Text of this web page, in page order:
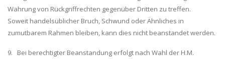
Wahrung von Rückgriffrechten gegenüber Dritten zu treffen.
Soweit handelsüblicher Bruch, Schwund oder Ähnliches in
zumutbarem Rahmen bleiben, kann dies nicht beanstandet werden.
9. Bei berechtigter Beanstandung erfolgt nach Wahl der H.M.